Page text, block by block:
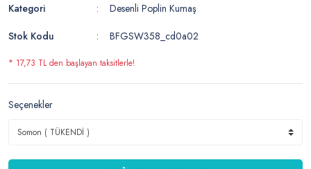
Kategori
Desenli Poplin Kumaş
Stok Kodu
BFGSW358_cd0a02
* 17,73 TL den başlayan taksitlerle!
Seçenekler